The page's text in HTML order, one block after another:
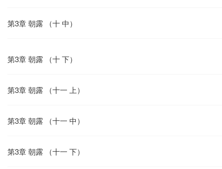
第3章 朝露 （十 中）
第3章 朝露 （十 下）
第3章 朝露 （十一 上）
第3章 朝露 （十一 中）
第3章 朝露 （十一 下）